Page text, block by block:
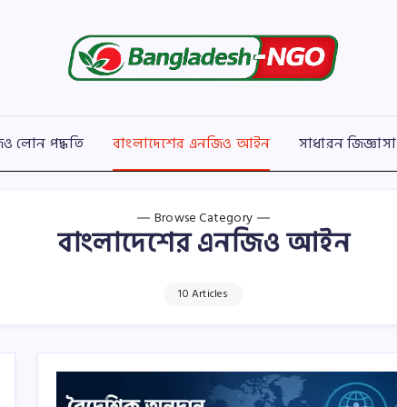
Bangladesh
NGO
বাংলাদেশের
সকল
সংক্রান্ত
লোন পদ্ধতি বাংলাদেশের এনজিও আইন সাধারন জিজ্ঞাসা
Browse Category
বাংলাদেশের এনজিও আইন
10 Articles